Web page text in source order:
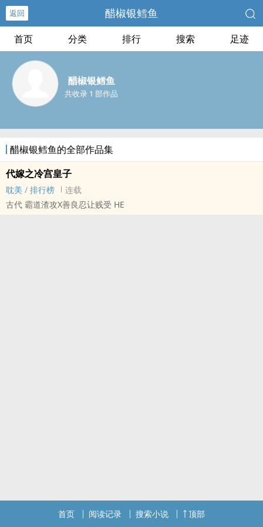
返回 醋椒银鳕鱼
首页 分类 排行 搜索 足迹
醋椒银鳕鱼
共收录 1 部作品
醋椒银鳕鱼的全部作品集
代嫁之冷宫皇子
耽美 / 排行榜
连载
古代 霸道渣攻X善良忍让贱受 HE
首页 阅读记录 搜索小说 顶部